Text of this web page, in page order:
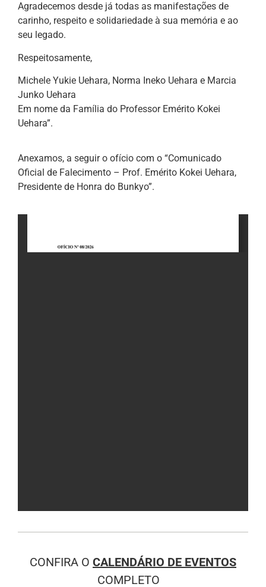
Agradecemos desde já todas as manifestações de
carinho, respeito e solidariedade à sua memória e ao
seu legado.
Respeitosamente,
Michele Yukie Uehara, Norma Ineko Uehara e Marcia
Junko Uehara
Em nome da Família do Professor Emérito Kokei
Uehara”.
Anexamos, a seguir o ofício com o “Comunicado
Oficial de Falecimento – Prof. Emérito Kokei Uehara,
Presidente de Honra do Bunkyo”.
CONFIRA O CALENDÁRIO DE EVENTOS
COMPLETO